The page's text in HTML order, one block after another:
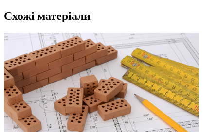
Схожі матеріали